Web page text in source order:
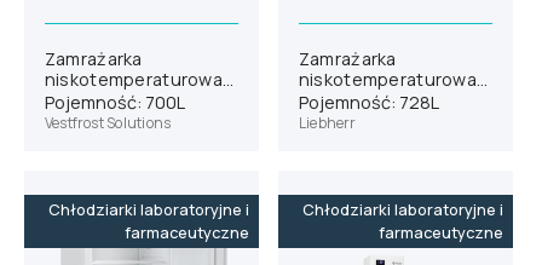
Zamrażarka
niskotemperaturowa
Vestfrost ULTF-700
Pojemność: 700L
Vestfrost Solutions
Zamrażarka
niskotemperaturowa
Liebherr SUFsg 7001
Pojemność: 728L
Liebherr
Chłodziarki laboratoryjne i
farmaceutyczne
Chłodziarki laboratoryjne i
farmaceutyczne